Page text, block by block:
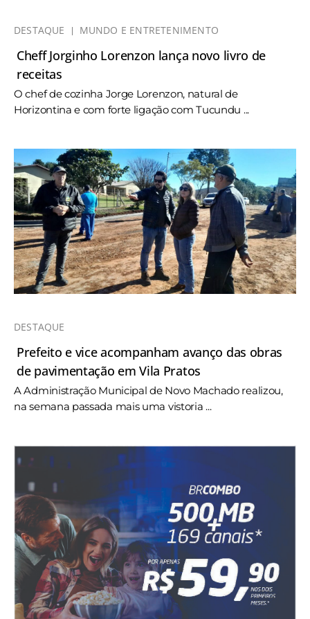
DESTAQUE MUNDO E ENTRETENIMENTO
Cheff Jorginho Lorenzon lança novo livro de
receitas
O chef de cozinha Jorge Lorenzon, natural de
Horizontina e com forte ligação com Tucundu ...
DESTAQUE
Prefeito e vice acompanham avanço das obras
de pavimentação em Vila Pratos
A Administração Municipal de Novo Machado realizou,
na semana passada mais uma vistoria ...